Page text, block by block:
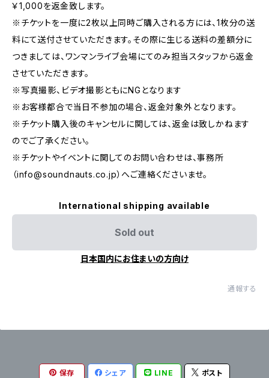
￥1,000を返金致します。
※チケットを一度に2枚以上同時ご購入される方には、1枚分の送
料にて送付させていただきます。その際に生じる送料の差額分に
つきましては、ワンマンライブ会場にてのみ担当スタッフから返金
させていただきます。
※写真撮影、ビデオ撮影ともにNGとなります
※お客様都合で当日不参加の場合、返金対象外となります。
※チケット購入後のキャンセルに関しては、返金は致しかねます
のでご了承ください。
※チケットやイベントに関してのお問い合わせは、事務所
（info@soundnauts.co.jp）へご連絡くださいませ。
International shipping available
Sold out
日本国内にお住まいの方向け
通報する
保存 シェア LINE ポスト